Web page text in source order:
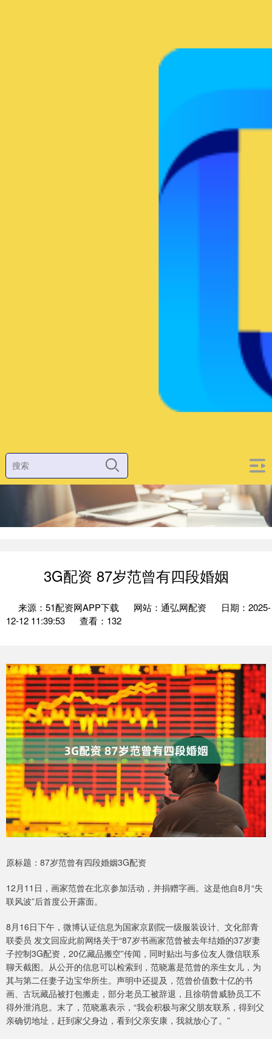
3G配资 87岁范曾有四段婚姻
来源：51配资网APP下载 网站：通弘网配资
日期：2025-
12-12 11:39:53
查看：132
原标题：87岁范曾有四段婚姻3G配资
12月11日，画家范曾在北京参加活动，并捐赠字画。这是他自8月“失
联风波”后首度公开露面。
8月16日下午，微博认证信息为国家京剧院一级服装设计、文化部青
联委员 发文回应此前网络关于“87岁书画家范曾被去年结婚的37岁妻
子控制3G配资，20亿藏品搬空”传闻，同时贴出与多位友人微信联系
聊天截图。从公开的信息可以检索到，范晓蕙是范曾的亲生女儿，为
其与第二任妻子边宝华所生。声明中还提及，范曾价值数十亿的书
画、古玩藏品被打包搬走，部分老员工被辞退，且徐萌曾威胁员工不
得外泄消息。末了，范晓蕙表示，“我会积极与家父朋友联系，得到父
亲确切地址，赶到家父身边，看到父亲安康，我就放心了。”